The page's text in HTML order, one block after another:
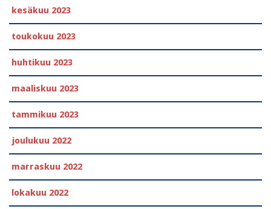
kesäkuu 2023
toukokuu 2023
huhtikuu 2023
maaliskuu 2023
tammikuu 2023
joulukuu 2022
marraskuu 2022
lokakuu 2022